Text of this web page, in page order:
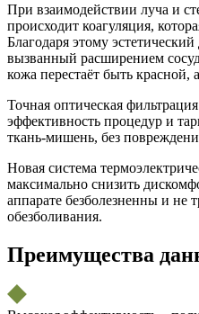
При взаимодействии луча и
происходит коагуляция,
Благодаря этому эстетический
вызванный расширением
кожа перестаёт быть красной,
Точная оптическая
эффективность процедур и
ткань-мишень, без
Новая система
максимально снизить
аппарате безболезненны и не
обезболивания.
Преимущества